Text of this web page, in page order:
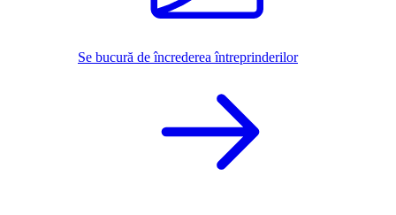
Se bucură de încrederea întreprinderilor